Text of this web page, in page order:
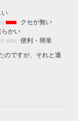
い
クセが無い
らかい
便利・簡単
のですが、それと遜